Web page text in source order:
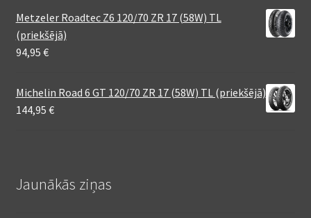
Metzeler Roadtec Z6 120/70 ZR 17 (58W) TL
(priekšējā)
94,95 €
Michelin Road 6 GT 120/70 ZR 17 (58W) TL (priekšējā)
144,95 €
Jaunākās ziņas